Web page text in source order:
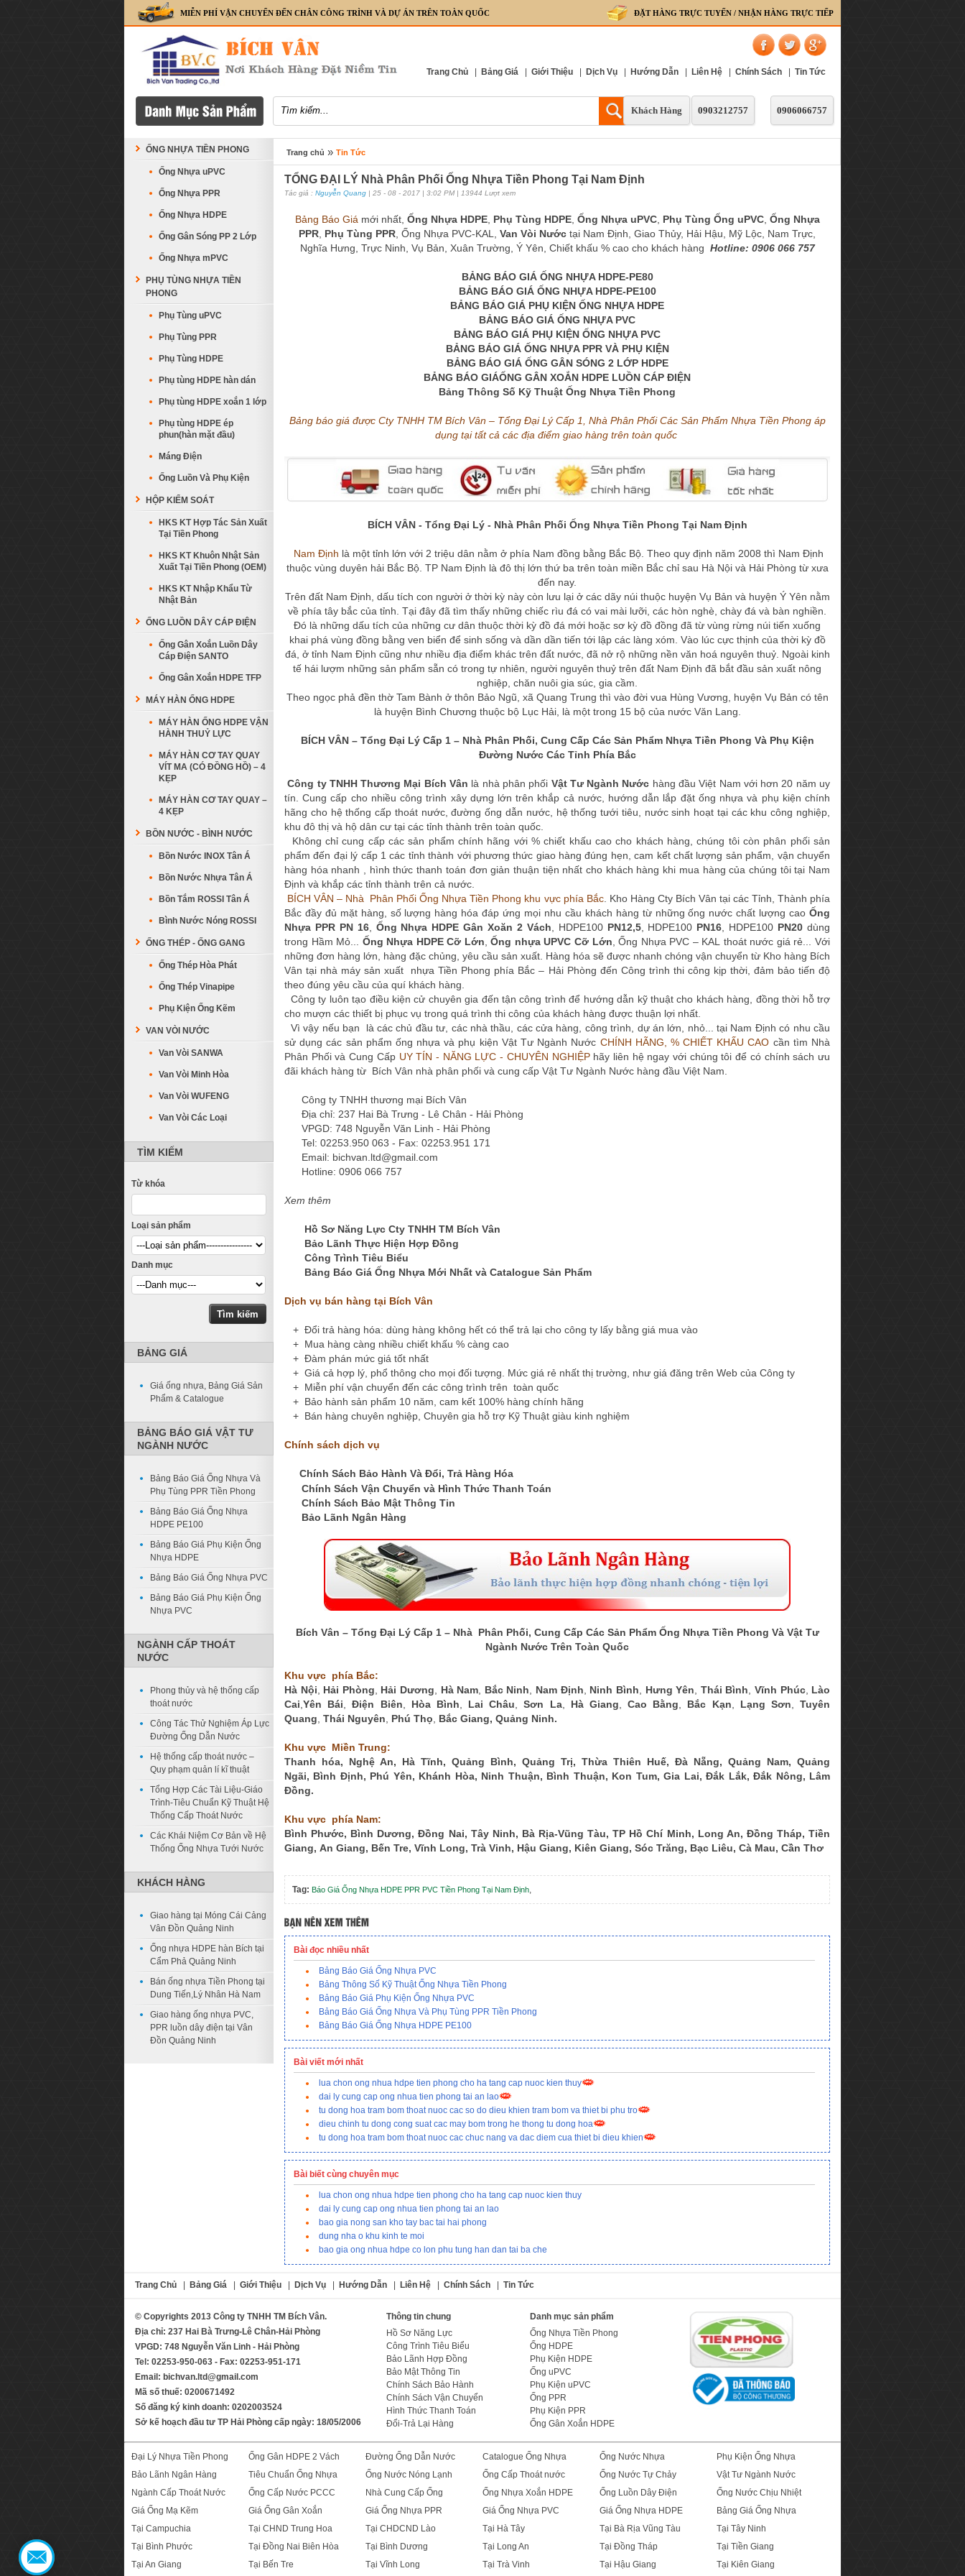
MIỄN PHÍ VẬN CHUYỂN ĐẾN CHÂN CÔNG TRÌNH VÀ DỰ ÁN TRÊN TOÀN QUỐC ĐẶT HÀNG TRỰC TUYẾN / NHẬN HÀNG TRỰC TIẾP
Trang Chủ Bảng Giá Giới Thiệu Dịch Vụ Hướng Dẫn Liên Hệ Chính Sách Tin Tức
Khách Hàng 0906066757
0903212757
Trang chủ » Tin Tức
TỔNG ĐẠI LÝ Nhà Phân Phối Ống Nhựa Tiền Phong Tại Nam Định
Tác giả : Nguyễn Quang | 25 - 08 - 2017 | 3:02 PM | 13944 Lượt xem
Bảng Báo Giá mới nhất, Ống Nhựa HDPE, Phụ Tùng HDPE, Ống Nhựa uPVC, Phụ Tùng Ống uPVC, Ống Nhựa
PPR Phụ Tùng PPR , Ống Nhựa PVC-KAL, Van Vòi Nước tại Nam Định, Giao Thủy, Hải Hậu, Mỹ Lộc, Nam Trực,
Nghĩa Hưng, Trực Ninh, Vụ Bản, Xuân Trường, Ý Yên, Chiết khấu % cao cho khách hàng Hotline: 0906 066 757
BẢNG BÁO GIÁ ỐNG NHỰA HDPE-PE80
BẢNG BÁO GIÁ ỐNG NHỰA HDPE-PE100
BẢNG BÁO GIÁ PHỤ KIỆN ỐNG NHỰA HDPE
BẢNG BÁO GIÁ ỐNG NHỰA PVC
BẢNG BÁO GIÁ PHỤ KIỆN ỐNG NHỰA PVC
BẢNG BÁO GIÁ ỐNG NHỰA PPR VÀ PHỤ KIỆN
BẢNG BÁO GIÁ ỐNG GÂN SÓNG 2 LỚP HDPE
BẢNG BÁO GIÁỐNG GÂN XOẮN HDPE LUỒN CÁP ĐIỆN
Bảng Thông Số Kỹ Thuật Ống Nhựa Tiền Phong
Bảng báo giá được Cty TNHH TM Bích Vân – Tổng Đại Lý Cấp 1, Nhà Phân Phối Các Sản Phẩm Nhựa Tiền Phong áp
dụng tại tất cả các địa điểm giao hàng trên toàn quốc
BÍCH VÂN- Tổng Đại Lý - Nhà Phân Phối Ống Nhựa Tiền Phong Tại Nam Định
Nam Định là một tỉnh lớn với 2 triệu dân nằm ở phía Nam đồng bằng Bắc Bộ. Theo quy định năm 2008 thì Nam Định
thuộc vùng duyên hải Bắc Bộ. TP Nam Định là đô thị lớn thứ ba trên toàn miền Bắc chỉ sau Hà Nội và Hải Phòng từ xưa
đến nay.
Trên đất Nam Định, dấu tích con người ở thời kỳ này còn lưu lại ở các dãy núi thuộc huyện Vụ Bản và huyện Ý Yên nằm
về phía tây bắc của tỉnh. Tại đây đã tìm thấy những chiếc rìu đá có vai mài lưỡi, các hòn nghè, chày đá và bàn nghiền.
Đó là những dấu tích của những cư dân thuộc thời kỳ đồ đá mới hoặc sơ kỳ đồ đồng đã từ vùng rừng núi tiến xuống
khai phá vùng đồng bằng ven biển để sinh sống và dần dần tiến tới lập các làng xóm. Vào lúc cực thịnh của thời kỳ đồ
đá, ở tỉnh Nam Định cũng như nhiều địa điểm khác trên đất nước, đã nở rộ những nền văn hoá nguyên thuỷ. Ngoài kinh
tế hái lượm những sản phẩm sẵn có trong tự nhiên, người nguyên thuỷ trên đất Nam Định đã bắt đầu sản xuất nông
nghiệp, chăn nuôi gia súc, gia cầm.
Theo ngọc phả đền thờ Tam Bành ở thôn Bảo Ngũ, xã Quang Trung thì vào đời vua Hùng Vương, huyện Vụ Bản có tên
là huyện Bình Chương thuộc bộ Lục Hải, là một trong 15 bộ của nước Văn Lang.
BÍCH VÂN – Tổng Đại Lý Cấp 1 – Nhà Phân Phối, Cung Cấp Các Sản Phẩm Nhựa Tiền Phong Và Phụ Kiện
Đường Nước Các Tỉnh Phía Bắc
Công ty TNHH Thương Mại Bích Vân là nhà phân phối Vật Tư Ngành Nước hàng đầu Việt Nam với hơn 20 năm uy
tín. Cung cấp cho nhiều công trình xây dựng lớn trên khắp cả nước, hướng dẫn lắp đặt ống nhựa và phụ kiện chính
hãng cho hệ thống cấp thoát nước, đường ống dẫn nước, hệ thống tưới tiêu, nước sinh hoạt tại các khu công nghiệp,
khu đô thị và hộ dân cư tại các tỉnh thành trên toàn quốc.
Không chỉ cung cấp các sản phẩm chính hãng với % chiết khấu cao cho khách hàng, chúng tôi còn phân phối sản
phẩm đến đại lý cấp 1 các tỉnh thành với phương thức giao hàng đúng hẹn, cam kết chất lượng sản phẩm, vận chuyển
hàng hóa nhanh , hình thức thanh toán đơn giản thuận tiện nhất cho khách hàng khi mua hàng của chúng tôi tại Nam
Định và khắp các tỉnh thành trên cả nước.
BÍCH VÂN – Nhà Phân Phối Ống Nhựa Tiền Phong khu vực phía Bắc. Kho Hàng Cty Bích Vân tại các Tỉnh, Thành phía
Bắc đầy đủ mặt hàng, số lượng hàng hóa đáp ứng mọi nhu cầu khách hàng từ những ống nước chất lượng cao Ống
Nhựa PPR PN 16, Ống Nhựa HDPE Gân Xoăn 2 Vách , HDPE100 PN12,5, HDPE100 PN16 , HDPE100 PN20 dùng
trong Hầm Mỏ... Ống Nhựa HDPE Cỡ Lớn ,Ống nhựa UPVC Cỡ Lớn , Ống Nhựa PVC – KAL thoát nước giá rẻ... Với
những đơn hàng lớn, hàng đặc chủng, yêu cầu sản xuất. Hàng hóa sẽ được nhanh chóng vận chuyển từ Kho hàng Bích
Vân tại nhà máy sản xuất nhựa Tiền Phong phía Bắc – Hải Phòng đến Công trình thi công kịp thời, đảm bảo tiến độ
theo đúng yêu cầu của quí khách hàng.
Công ty luôn tạo điều kiện cử chuyên gia đến tận công trình để hướng dẫn kỹ thuật cho khách hàng, đồng thời hỗ trợ
cho mượn các thiết bị phục vụ trong quá trình thi công của khách hàng được thuận lợi nhất.
Vì vậy nếu bạn là các chủ đầu tư, các nhà thầu, các cửa hàng, công trình, dự án lớn, nhỏ... tại Nam Định có nhu cầu
sử dụng các sản phẩm ống nhựa và phụ kiện Vật Tư Ngành Nước CHÍNH HÃNG, % CHIẾT KHẤU CAO cần tìm Nhà
Phân Phối và Cung Cấp UY TÍN - NĂNG LỰC - CHUYÊN NGHIỆPhãy liên hệ ngay với chúng tôi để có chính sách ưu
đãi khách hàng từ Bích Vân nhà phân phối và cung cấp Vật Tư Ngành Nước hàng đầu Việt Nam.
Công ty TNHH thương mại Bích Vân
Địa chỉ: 237 Hai Bà Trưng - Lê Chân - Hải Phòng
VPGD: 748 Nguyễn Văn Linh - Hải Phòng
Tel: 02253.950 063 - Fax: 02253.951 171
Email: bichvan.ltd@gmail.com
Hotline: 0906 066 757
Xem thêm
Hồ Sơ Năng Lực Cty TNHH TM Bích Vân
Bảo Lãnh Thực Hiện Hợp Đồng
Công Trình Tiêu Biểu
Bảng Báo Giá Ống Nhựa Mới Nhất và Catalogue Sản Phẩm
Dịch vụ bán hàng tại Bích Vân
+ Đổi trả hàng hóa: dùng hàng không hết có thể trả lại cho công ty lấy bằng giá mua vào
+ Mua hàng càng nhiều chiết khấu % càng cao
+ Đàm phán mức giá tốt nhất
+ Giá cả hợp lý, phổ thông cho mọi đối tượng. Mức giá rẻ nhất thị trường, như giá đăng trên Web của Công ty
+ Miễn phí vận chuyển đến các công trình trên toàn quốc
+ Bảo hành sản phẩm 10 năm, cam kết 100% hàng chính hãng
+ Bán hàng chuyên nghiệp, Chuyên gia hỗ trợ Kỹ Thuật giàu kinh nghiệm
Chính sách dịch vụ
Chính Sách Bảo Hành Và Đổi, Trả Hàng Hóa
Chính Sách Vận Chuyển và Hình Thức Thanh Toán
Chính Sách Bảo Mật Thông Tin
Bảo Lãnh Ngân Hàng
Bích Vân – Tổng Đại Lý Cấp 1 – Nhà Phân Phối, Cung Cấp Các Sản Phẩm Ống Nhựa Tiền Phong Và Vật Tư
Ngành Nước Trên Toàn Quốc
Khu vực phía Bắc:
Hà Nội
Hải Phòng Hải Dương Hà Nam Bắc Ninh Nam Định Ninh Bình Hưng Yên Thái Bình Vĩnh Phúc, Lào
Cai Yên Bái ,Điện Biên Hòa Bình Lai Châu ,Sơn La, Hà Giang ,Cao Bằng Bắc Kạn Lạng Sơn ,Tuyên
Quang Thái Nguyên Phú Thọ Bắc Giang, Quảng Ninh.
Khu vực Miền Trung:
Thanh hóa, Nghệ An, Hà Tĩnh, Quảng Bình, Quảng Trị, Thừa Thiên Huế, Đà Nẵng, Quảng Nam, Quảng
Ngãi, Bình Định, Phú Yên, Khánh Hòa, Ninh Thuận, Bình Thuận, Kon Tum,Gia Lai,Đắk Lắk,Đắk Nông, Lâm
Đồng.
Khu vực phía Nam:
Bình Phước, Bình Dương,Đồng Nai, Tây Ninh, Bà Rịa-Vũng Tàu,TP Hồ Chí Minh, Long An, Đồng Tháp,Tiền
Giang, An Giang, Bến Tre, Vĩnh Long, Trà Vinh, Hậu Giang, Kiên Giang, Sóc Trăng, Bạc Liêu, Cà Mau, Cần Thơ
Tag: Báo Giá Ống Nhựa HDPE PPR PVC Tiền Phong Tại Nam Định,
Bài đọc nhiều nhất
Bảng Báo Giá Ống Nhựa PVC
Bảng Thông Số Kỹ Thuật Ống Nhựa Tiền Phong
Bảng Báo Giá Phụ Kiện Ống Nhựa PVC
Bảng Báo Giá Ống Nhựa Và Phụ Tùng PPR Tiền Phong
Bảng Báo Giá Ống Nhựa HDPE PE100
Bài viết mới nhất
lua chon ong nhua hdpe tien phong cho ha tang cap nuoc kien thuy
dai ly cung cap ong nhua tien phong tai an lao
tu dong hoa tram bom thoat nuoc cac so do dieu khien tram bom va thiet bi phu tro
dieu chinh tu dong cong suat cac may bom trong he thong tu dong hoa
tu dong hoa tram bom thoat nuoc cac chuc nang va dac diem cua thiet bi dieu khien
Bài biết cùng chuyên mục
lua chon ong nhua hdpe tien phong cho ha tang cap nuoc kien thuy
dai ly cung cap ong nhua tien phong tai an lao
bao gia nong san kho tay bac tai hai phong
dung nha o khu kinh te moi
bao gia ong nhua hdpe co lon phu tung han dan tai ba che
ỐNG NHỰA TIỀN PHONG
Ống Nhựa uPVC
Ống Nhựa PPR
Ống Nhựa HDPE
Ống Gân Sóng PP 2 Lớp
Ống Nhựa mPVC
PHỤ TÙNG NHỰA TIỀN
PHONG
Phụ Tùng uPVC
Phụ Tùng PPR
Phụ Tùng HDPE
Phụ tùng HDPE hàn dán
Phụ tùng HDPE xoắn 1 lớp
Phụ tùng HDPE ép
phun(hàn mặt đầu)
Máng Điện
Ống Luồn Và Phụ Kiện
HỘP KIỂM SOÁT
HKS KT Hợp Tác Sản Xuất
Tại Tiền Phong
HKS KT Khuôn Nhật Sản
Xuất Tại Tiền Phong (OEM)
HKS KT Nhập Khẩu Từ
Nhật Bản
ỐNG LUỒN DÂY CÁP ĐIỆN
Ống Gân Xoắn Luồn Dây
Cáp Điện SANTO
Ống Gân Xoắn HDPE TFP
MÁY HÀN ỐNG HDPE
MÁY HÀN ỐNG HDPE VẬN
HÀNH THUỶ LỰC
MÁY HÀN CƠ TAY QUAY
VÍT MA (CÓ ĐỒNG HỒ) – 4
KẸP
MÁY HÀN CƠ TAY QUAY –
4 KẸP
BỒN NƯỚC - BÌNH NƯỚC
Bồn Nước INOX Tân Á
Bồn Nước Nhựa Tân Á
Bồn Tắm ROSSI Tân Á
Bình Nước Nóng ROSSI
ỐNG THÉP - ỐNG GANG
Ống Thép Hòa Phát
Ống Thép Vinapipe
Phụ Kiện Ống Kẽm
VAN VÒI NƯỚC
Van Vòi SANWA
Van Vòi Minh Hòa
Van Vòi WUFENG
Van Vòi Các Loại
TÌM KIẾM
Từ khóa
Loại sản phẩm
Danh mục
BẢNG GIÁ
Giá ống nhựa, Bảng Giá Sản
Phẩm & Catalogue
BẢNG BÁO GIÁ VẬT TƯ
NGÀNH NƯỚC
Bảng Báo Giá Ống Nhựa Và
Phụ Tùng PPR Tiền Phong
Bảng Báo Giá Ống Nhựa
HDPE PE100
Bảng Báo Giá Phụ Kiện Ống
Nhựa HDPE
Bảng Báo Giá Ống Nhựa PVC
Bảng Báo Giá Phụ Kiện Ống
Nhựa PVC
NGÀNH CẤP THOÁT
NƯỚC
Phong thủy và hệ thống cấp
thoát nước
Công Tác Thử Nghiệm Áp Lực
Đường Ống Dẫn Nước
Hệ thống cấp thoát nước –
Quy phạm quản lí kĩ thuật
Tổng Hợp Các Tài Liệu-Giáo
Trình-Tiêu Chuẩn Kỹ Thuật Hệ
Thống Cấp Thoát Nước
Các Khái Niệm Cơ Bản về Hệ
Thống Ống Nhựa Tưới Nước
KHÁCH HÀNG
Giao hàng tại Móng Cái Cảng
Vân Đồn Quảng Ninh
Ống nhựa HDPE hàn Bích tại
Cẩm Phả Quảng Ninh
Bán ống nhựa Tiền Phong tại
Dung Tiến,Lý Nhân Hà Nam
Giao hàng ống nhựa PVC,
PPR luồn dây điện tại Vân
Đồn Quảng Ninh
Trang Chủ Bảng Giá Giới Thiệu Dịch Vụ Hướng Dẫn Liên Hệ Chính Sách Tin Tức
© Copyrights 2013 Công ty TNHH TM Bích Vân.
Địa chỉ: 237 Hai Bà Trưng-Lê Chân-Hải Phòng
VPGD: 748 Nguyễn Văn Linh - Hải Phòng
Tel: 02253-950-063 - Fax: 02253-951-171
Email: bichvan.ltd@gmail.com
Mã số thuế: 0200671492
Số đăng ký kinh doanh: 0202003524
Sở kế hoạch đầu tư TP Hải Phòng cấp ngày: 18/05/2006
Thông tin chung
Hồ Sơ Năng Lực
Công Trình Tiêu Biểu
Bảo Lãnh Hợp Đồng
Bảo Mật Thông Tin
Chính Sách Bảo Hành
Chính Sách Vận Chuyển
Hình Thức Thanh Toán
Đổi-Trả Lại Hàng
Danh mục sản phẩm
Ống Nhựa Tiền Phong
Ống HDPE
Phụ Kiện HDPE
Ống uPVC
Phụ Kiện uPVC
Ống PPR
Phụ Kiện PPR
Ống Gân Xoắn HDPE
Đại Lý Nhựa Tiền Phong Ống Gân HDPE 2 Vách Đường Ống Dẫn Nước Catalogue Ống Nhựa Ống Nước Nhựa
Phụ Kiện Ống Nhựa
Bảo Lãnh Ngân Hàng
Tiêu Chuẩn Ống Nhựa Ống Nước Nóng Lạnh Ống Cấp Thoát nước Ống Nước Tự Chảy
Vật Tư Ngành Nước
Ngành Cấp Thoát Nước
Ống Cấp Nước PCCC Nhà Cung Cấp Ống Ống Nhựa Xoắn HDPE Ống Luồn Dây Điện
Ống Nước Chịu Nhiệt
Giá Ống Mạ Kẽm
Giá Ống Gân Xoắn Giá Ống Nhựa PPR Giá Ống Nhựa PVC Giá Ống Nhựa HDPE
Bảng Giá Ống Nhựa
Tại Campuchia
Tại CHND Trung Hoa Tại CHDCND Lào Tại Hà Tây Tại Bà Rịa Vũng Tàu
Tại Tây Ninh
Tại Bình Phước
Tại Đồng Nai Biên Hòa Tại Bình Dương Tại Long An Tại Đồng Tháp
Tại Tiền Giang
Tại An Giang
Tại Bến Tre Tại Vĩnh Long Tại Trà Vinh Tại Hậu Giang Tại Kiên Giang